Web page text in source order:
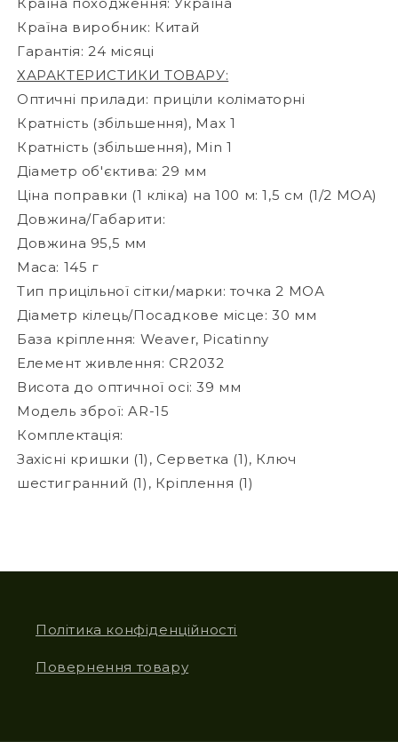
Країна походження: Україна
Країна виробник: Китай
Гарантія: 24 місяці
ХАРАКТЕРИСТИКИ ТОВАРУ:
Оптичні прилади: приціли коліматорні
Кратність (збільшення), Max 1
Кратність (збільшення), Min 1
Діаметр об'єктива: 29 мм
Ціна поправки (1 кліка) на 100 м: 1,5 см (1/2 МОА)
Довжина/Габарити:
Довжина 95,5 мм
Маса: 145 г
Тип прицільної сітки/марки: точка 2 МОА
Діаметр кілець/Посадкове місце: 30 мм
База кріплення: Weaver, Picatinny
Елемент живлення: CR2032
Висота до оптичної осі: 39 мм
Модель зброї: AR-15
Комплектація:
Захісні кришки (1), Серветка (1), Ключ
шестигранний (1), Кріплення (1)
Політика конфіденційності
Повернення товару